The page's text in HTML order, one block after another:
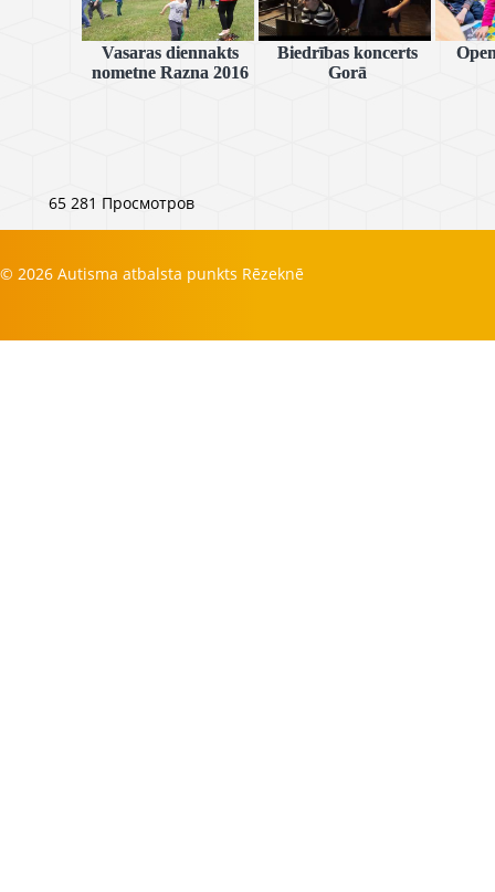
Vasaras diennakts
nometne Razna 2016
Biedrības koncerts
Gorā
65 281 Просмотров
© 2026 Autisma atbalsta punkts Rēzeknē